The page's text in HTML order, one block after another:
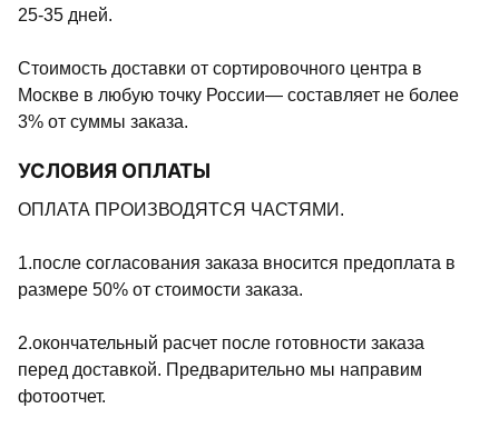
25-35 дней.
Стоимость доставки от сортировочного центра в
Москве в любую точку России— составляет не более
3% от суммы заказа.
УСЛОВИЯ ОПЛАТЫ
ОПЛАТА ПРОИЗВОДЯТСЯ ЧАСТЯМИ.
1.после согласования заказа вносится предоплата в
размере 50% от стоимости заказа.
2.окончательный расчет после готовности заказа
перед доставкой. Предварительно мы направим
фотоотчет.